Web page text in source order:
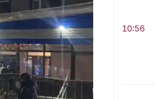
10:56